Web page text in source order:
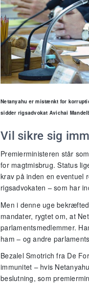
Netanyahu er mistænkt for
sidder rigsadvokat Avichai
Vil sikre sig
Premierministeren står
for magtmisbrug. Status
krav på inden en eventuel
rigsadvokaten – som har
Men i denne uge
mandater, rygtet om, at
parlamentsmedlemmer.
ham – og andre
Bezalel Smotrich fra De
immunitet – hvis
beslutning, som